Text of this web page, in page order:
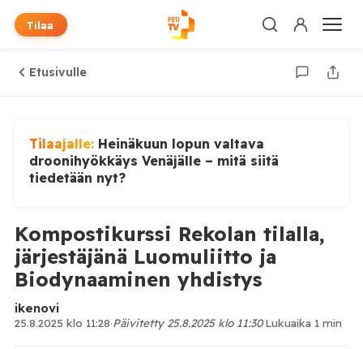
Tilaa
Etusivulle
Tilaajalle: Heinäkuun lopun valtava
droonihyökkäys Venäjälle – mitä siitä
tiedetään nyt?
Kompostikurssi Rekolan tilalla,
järjestäjänä Luomuliitto ja
Biodynaaminen yhdistys
ikenovi
25.8.2025 klo 11:28·Päivitetty 25.8.2025 klo 11:30·Lukuaika 1 min